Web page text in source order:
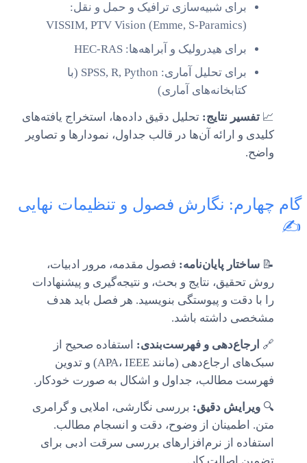
برای شبیه‌سازی ترافیک و حمل و نقل:
VISSIM, PTV Vision (Emme, S-Paramics)
برای هیدرولیک و آبراهه‌ها: HEC-RAS
برای تحلیل آماری: SPSS, R, Python (با
کتابخانه‌های آماری)
📈 تفسیر نتایج: تحلیل دقیق داده‌ها، استخراج یافته‌های
کلیدی و ارائه آن‌ها در قالب جداول، نمودارها و تصاویر
واضح.
گام چهارم: نگارش فصول و تنظیمات نهایی
✍️
📝 ساختار پایان‌نامه: فصول مقدمه، مرور ادبیات،
روش تحقیق، نتایج و بحث، و نتیجه‌گیری و پیشنهادات
را با دقت و پیوستگی بنویسید. هر فصل باید هدف
مشخصی داشته باشد.
🔗 ارجاع‌دهی و فهرست‌بندی: استفاده صحیح از
سبک‌های ارجاع‌دهی (مانند APA، IEEE) و تدوین
فهرست مطالب، جداول و اشکال به صورت خودکار.
🔍 ویرایش دقیق: بررسی نگارشی، املایی و گرامری
متن. اطمینان از وضوح، دقت و انسجام مطالب.
استفاده از نرم‌افزارهای بررسی سرقت ادبی برای